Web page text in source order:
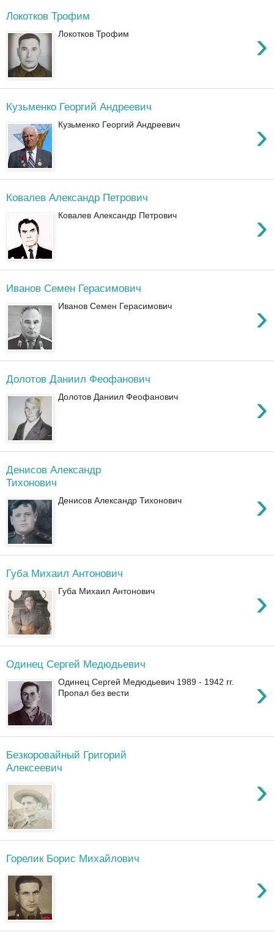
Локотков Трофим
›
Локотков Трофим
Кузьменко Георгий Андреевич
›
Кузьменко Георгий Андреевич
Ковалев Александр Петрович
›
Ковалев Александр Петрович
Иванов Семен Герасимович
›
Иванов Семен Герасимович
Долотов Даниил Феофанович
›
Долотов Даниил Феофанович
Денисов Александр
Тихонович
›
Денисов Александр Тихонович
Губа Михаил Антонович
›
Губа Михаил Антонович
Одинец Сергей Медюдьевич
›
Одинец Сергей Медюдьевич 1989 - 1942 гг.
Пропал без вести
Безкоровайный Григорий
Алексеевич
›
Горелик Борис Михайлович
›